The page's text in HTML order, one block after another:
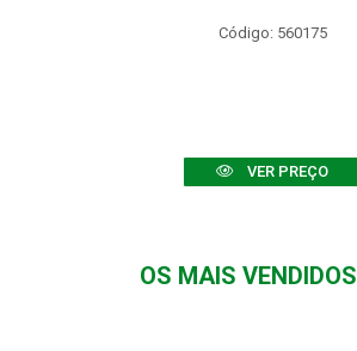
Código: 560175
VER PREÇO
OS MAIS VENDIDOS